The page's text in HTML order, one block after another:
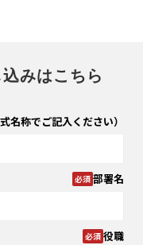
みはこちら
名称でご記入ください）
部署名
役職